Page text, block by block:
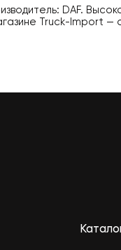
DAF.
Truck-Import —